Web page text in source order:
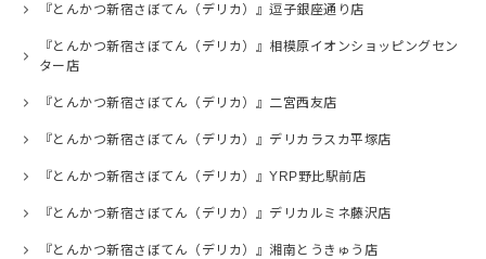
『とんかつ新宿さぼてん（デリカ）』逗子銀座通り店
『とんかつ新宿さぼてん（デリカ）』相模原イオンショッピングセン
ター店
『とんかつ新宿さぼてん（デリカ）』二宮西友店
『とんかつ新宿さぼてん（デリカ）』デリカラスカ平塚店
『とんかつ新宿さぼてん（デリカ）』YRP野比駅前店
『とんかつ新宿さぼてん（デリカ）』デリカルミネ藤沢店
『とんかつ新宿さぼてん（デリカ）』湘南とうきゅう店